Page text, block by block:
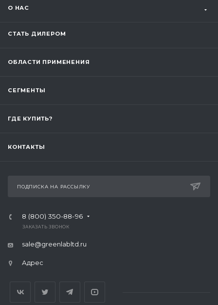
О НАС
СТАТЬ ДИЛЕРОМ
ОБЛАСТИ ПРИМЕНЕНИЯ
СЕГМЕНТЫ
ГДЕ КУПИТЬ?
КОНТАКТЫ
ПОДПИСКА НА РАССЫЛКУ
8 (800) 350-88-96
ЗАКАЗАТЬ ЗВОНОК
sale@greenlabltd.ru
Адрес